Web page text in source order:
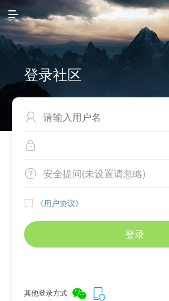

登录社区


 安全提问(未设置请忽略)
 《用户协议》
登录
其他登录方式